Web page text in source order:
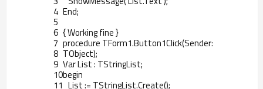
4
5
6
7
8
9
10
11
End;
{Workingfine}
procedure TForm1.Button1Click(Sender:
TObject);
VarList: TStringList;
begin
List:= TStringList.Create();